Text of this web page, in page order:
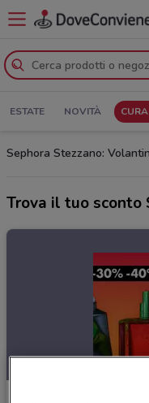
ESTATE NOVITÀ
Sephora Stezzano:
Trova il tuo sconto